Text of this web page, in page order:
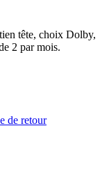
tête, choix Dolby,
2 par mois.
de retour